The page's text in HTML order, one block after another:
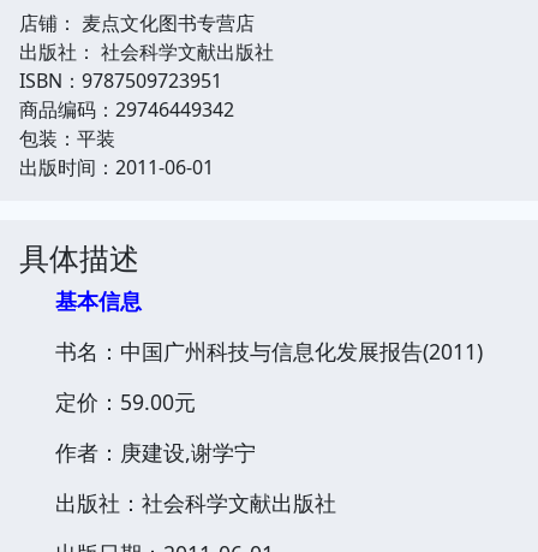
店铺： 麦点文化图书专营店
出版社： 社会科学文献出版社
ISBN：9787509723951
商品编码：29746449342
包装：平装
出版时间：2011-06-01
具体描述
基本信息
书名：中国广州科技与信息化发展报告(2011)
定价：59.00元
作者：庚建设,谢学宁
出版社：社会科学文献出版社